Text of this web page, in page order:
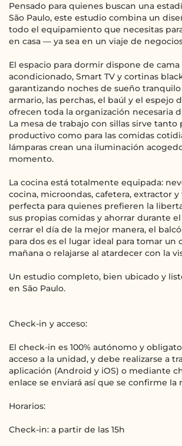
Pensado para quienes buscan una
São Paulo, este estudio combina un
todo el equipamiento que necesitas
en casa — ya sea en un viaje de
El espacio para dormir dispone de cama
acondicionado, Smart TV y cortinas
garantizando noches de sueño tranquilo
armario, las perchas, el baúl y el espejo
ofrecen toda la organización necesaria
La mesa de trabajo con sillas sirve tanto
productivo como para las comidas
lámparas crean una iluminación
momento.
La cocina está totalmente equipada:
cocina, microondas, cafetera, extractor
perfecta para quienes prefieren la
sus propias comidas y ahorrar durante el
cerrar el día de la mejor manera, el
para dos es el lugar ideal para tomar un
mañana o relajarse al atardecer con la
Un estudio completo, bien ubicado y
en São Paulo.
Check-in y acceso:
El check-in es 100% autónomo y
acceso a la unidad, y debe realizarse a
aplicación (Android y iOS) o mediante
enlace se enviará así que se confirme la
Horarios:
Check-in: a partir de las 15h